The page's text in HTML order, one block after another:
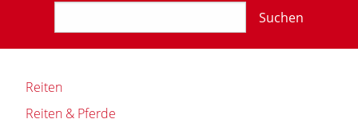
Suchen
Reiten
Reiten & Pferde